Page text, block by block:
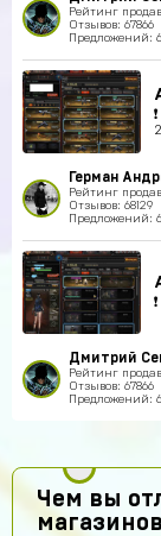
Рейтинг
Отзывов: 67866
Предложений:
Герман
Рейтинг
Отзывов: 68129
Предложений:
Дмитрий
Рейтинг
Отзывов: 67866
Предложений:
Чем вы